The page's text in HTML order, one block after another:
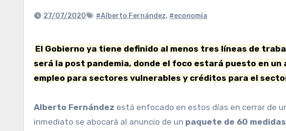
27/07/2020 #Alberto Fernández, #economía
El Gobierno ya tiene definido al menos tres líneas de trabajo para lanzar el denominado plan de “recuperación” de la economía en lo que
será la post pandemia, donde el foco estará puesto en
empleo para sectores vulnerables y créditos para el
Alberto Fernández está enfocado en estos días en cerrar de
inmediato se abocará al anuncio de un paquete de 60 medidas